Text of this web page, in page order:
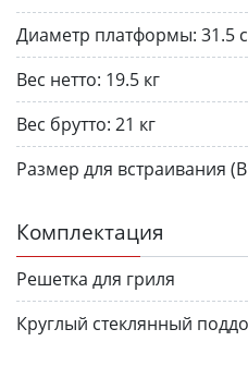
Диаметр платформы: 31.5
Вес нетто: 19.5 кг
Вес брутто: 21 кг
Размер для встраивания
Комплектация
Решетка для гриля
Круглый стеклянный